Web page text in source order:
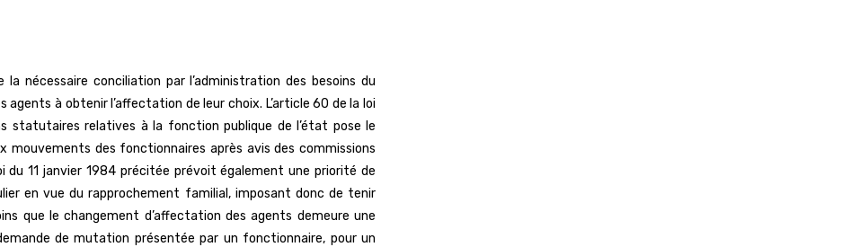
nécessaire conciliation par l’administration des besoins du
à obtenir l’affectation de leur choix. L’article 60 de la loi
statutaires relatives à la fonction publique de l’état pose le
des fonctionnaires après avis des commissions
11 janvier 1984 précitée prévoit également une priorité de
en vue du rapprochement familial, imposant donc de tenir
que le changement d’affectation des agents demeure une
de mutation présentée par un fonctionnaire, pour un